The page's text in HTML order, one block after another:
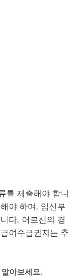
를 제출해야 합니
야 하며, 임신부
다. 어르신의 경
여수급권자는 추
아보세요.